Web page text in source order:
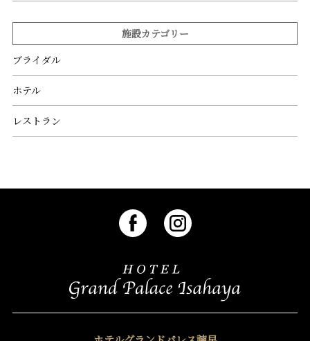
施設カテゴリー
ブライダル
ホテル
レストラン